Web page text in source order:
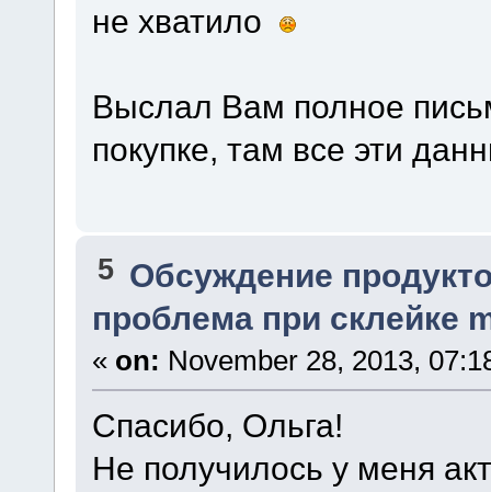
не хватило
Выслал Вам полное
покупке, там все эти
5 Обсуждение
проблема при склейке
« on: November 28, 2013,
Спасибо, Ольга!
Не получилось у меня